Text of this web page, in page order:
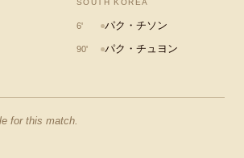
SOUTH KOREA
6' パク・チソン
90' パク・チュヨン
for this match.